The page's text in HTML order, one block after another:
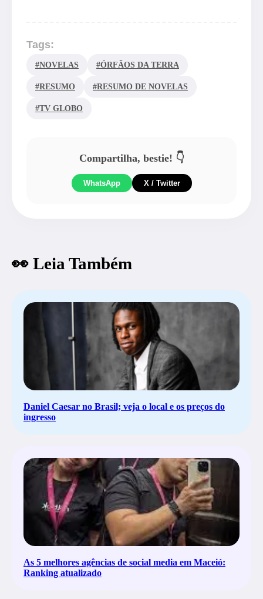
Tags:
#NOVELAS #ÓRFÃOS DA TERRA
#RESUMO #RESUMO DE NOVELAS
#TV GLOBO
Compartilha, bestie! 👇
WhatsApp X / Twitter
👀 Leia Também
Daniel Caesar no Brasil; veja o local e os preços do
ingresso
As 5 melhores agências de social media em Maceió:
Ranking atualizado